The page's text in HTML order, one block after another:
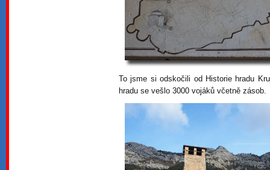
To jsme si odskočili od Historie hradu
hradu se vešlo 3000 vojáků včetně zásob.